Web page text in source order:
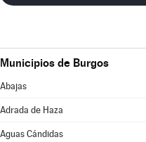
Municipios de Burgos
Abajas
Adrada de Haza
Aguas Cándidas